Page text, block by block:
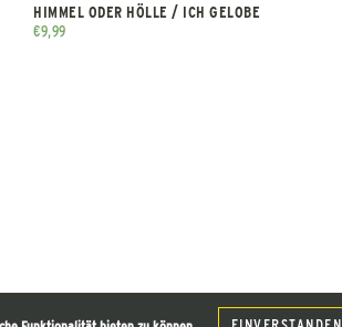
HIMMEL ODER HÖLLE / ICH GELOBE
€9,99